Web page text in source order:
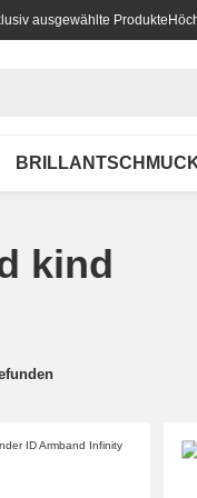
ausgewählte Produkte
kind